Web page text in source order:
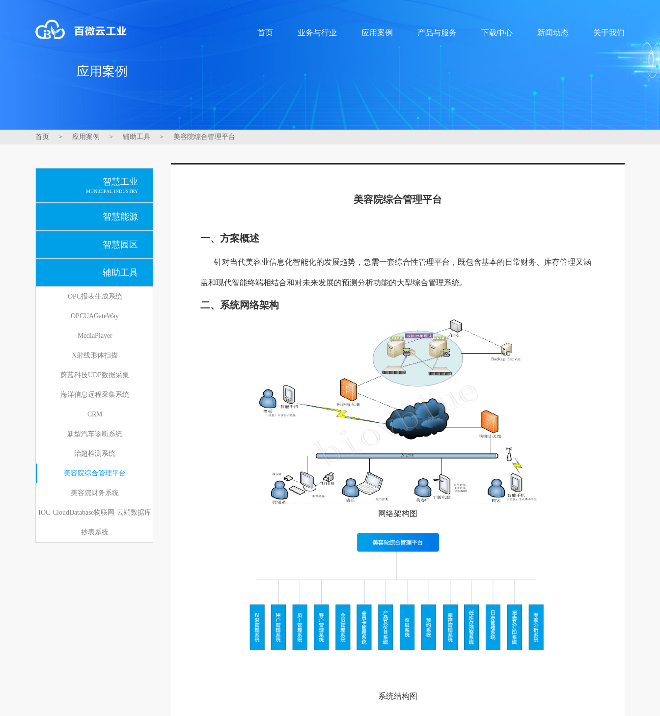
首页 业务与行业 应用案例 产品与服务 下载中心 新闻动态 关于我们
应用案例
首页 > 应用案例 > 辅助工具 > 美容院综合管理平台
智慧工业
MUNICIPAL INDUSTRY
智慧能源
智慧园区
辅助工具
OPC报表生成系统
OPCUAGateWay
MediaPlayer
X射线形体扫描
蔚蓝科技UDP数据采集
海洋信息远程采集系统
CRM
新型汽车诊断系统
治超检测系统
美容院综合管理平台
美容院财务系统
IOC-CloudDatabase物联网-云端数据库
抄表系统
美容院综合管理平台
一、方案概述
针对当代美容业信息化智能化的发展趋势，急需一套综合性管理平台，既包含基本的日常财务、库存管理又涵
盖和现代智能终端相结合和对未来发展的预测分析功能的大型综合管理系统。
二、系统网络架构
网络架构图
系统结构图